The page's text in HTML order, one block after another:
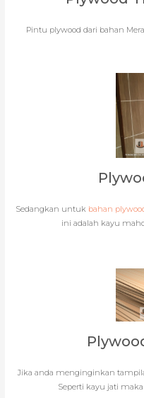
Pintu plywood dari bahan
Sedangkan untuk bahan
ini adalah kayu
Jika anda menginginkan
Seperti kayu jati